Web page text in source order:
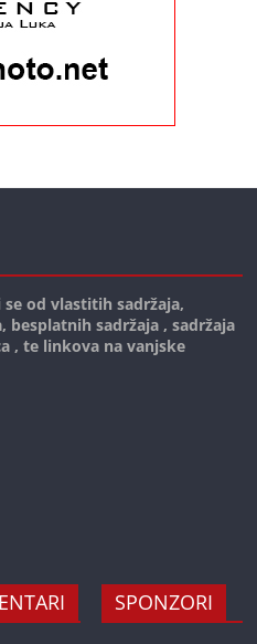
od vlastitih sadržaja,
besplatnih sadržaja , sadržaja
, te linkova na vanjske
SPONZORI